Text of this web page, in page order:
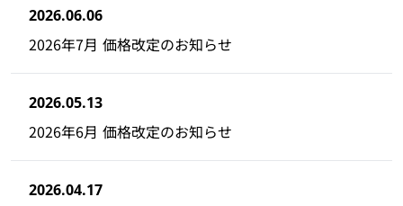
2026.06.06
2026年7月 価格改定のお知らせ
2026.05.13
2026年6月 価格改定のお知らせ
2026.04.17